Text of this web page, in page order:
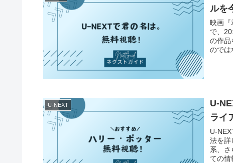
ルを
映画『
で、
の作品
のでは
U-NEXT
U-
ライ
U-
法を詳
系、
ての情